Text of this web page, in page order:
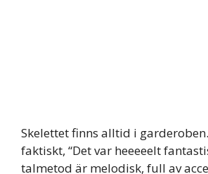
Skelettet finns alltid i
faktiskt, “Det var heeeeelt
talmetod är melodisk, full av